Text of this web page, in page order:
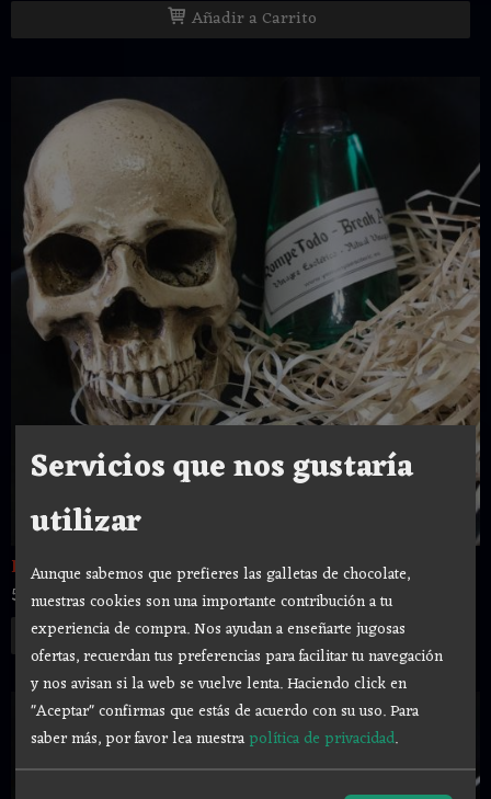
Añadir a Carrito
ROMPE TODO VINAGRE ESOTERICO PARA...
5,00 €
Añadir a Carrito
Servicios que nos gustaría
utilizar
Aunque sabemos que prefieres las galletas de chocolate,
nuestras cookies son una importante contribución a tu
experiencia de compra. Nos ayudan a enseñarte jugosas
ofertas, recuerdan tus preferencias para facilitar tu navegación
y nos avisan si la web se vuelve lenta. Haciendo click en
"Aceptar" confirmas que estás de acuerdo con su uso.Para
saber más, por favor lea nuestrapolítica de privacidad.